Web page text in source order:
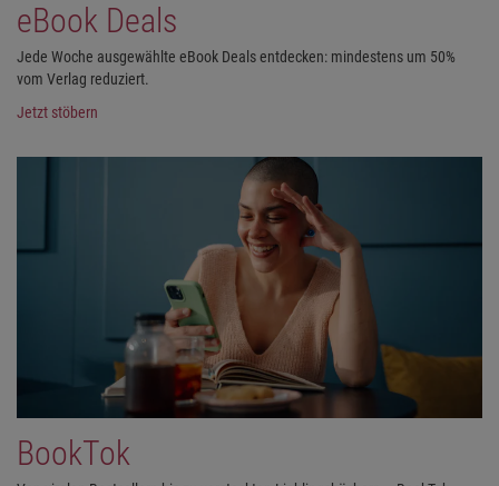
eBook Deals
Jede Woche ausgewählte eBook Deals entdecken: mindestens um 50%
vom Verlag reduziert.
Jetzt stöbern
BookTok